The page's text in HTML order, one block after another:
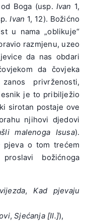
Boga (usp. Ivan 1,
Ivan 1, 12). Božićno
u nama „oblikuje“
razmjenu, uzeo
da nas obdari
da čovjeka
privrženosti,
je to pribilježio
sirotan postaje ove
njihovi djedovi
malenoga Isusa).
pjeva o tom trećem
božićnoga
, Kad pjevaju
, Sjećanja [II.]),